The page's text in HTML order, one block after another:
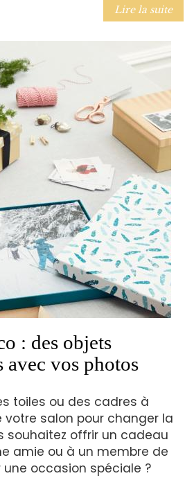
Lire la suite
: des objets
avec vos photos
toiles ou des cadres à
salon pour changer la
souhaitez offrir un cadeau
amie ou à un membre de
occasion spéciale ?